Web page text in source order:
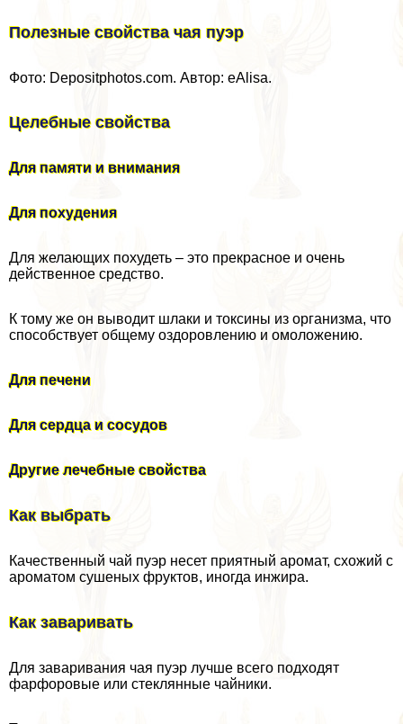
Полезные свойства чая пуэр
Фото: Depositphotos.com. Автор: eAlisa.
Целебные свойства
Для памяти и внимания
Для похудения
Для желающих похудеть – это прекрасное и очень
действенное средство.
К тому же он выводит шлаки и токсины из организма, что
способствует общему оздоровлению и омоложению.
Для печени
Для сердца и сосудов
Другие лечебные свойства
Как выбрать
Качественный чай пуэр несет приятный аромат, схожий с
ароматом сушеных фруктов, иногда инжира.
Как заваривать
Для заваривания чая пуэр лучше всего подходят
фарфоровые или стеклянные чайники.